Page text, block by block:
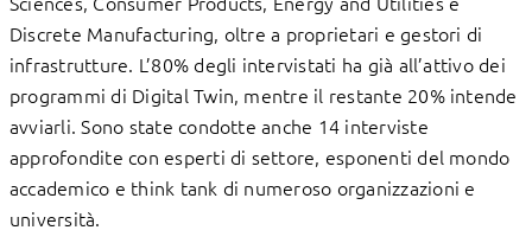
Discrete Manufacturing, oltre a proprietari e gestori di
infrastrutture. L’80% degli intervistati ha già all’attivo dei
programmi di Digital Twin, mentre il restante 20% intende
avviarli. Sono state condotte anche 14 interviste
approfondite con esperti di settore, esponenti del mondo
accademico e think tank di numeroso organizzazioni e
università.